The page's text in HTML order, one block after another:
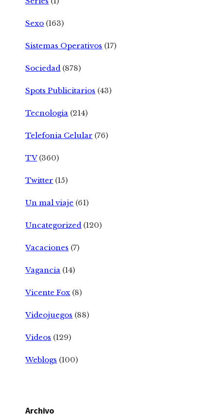
Sexo (163)
Sistemas Operativos (17)
Sociedad (878)
Spots Publicitarios (43)
Tecnologia (214)
Telefonia Celular (76)
TV(360)
Twitter (15)
Un mal viaje (61)
Uncategorized (120)
Vacaciones (7)
Vagancia (14)
Vicente Fox (8)
Videojuegos (88)
Videos (129)
Weblogs (100)
Archivo